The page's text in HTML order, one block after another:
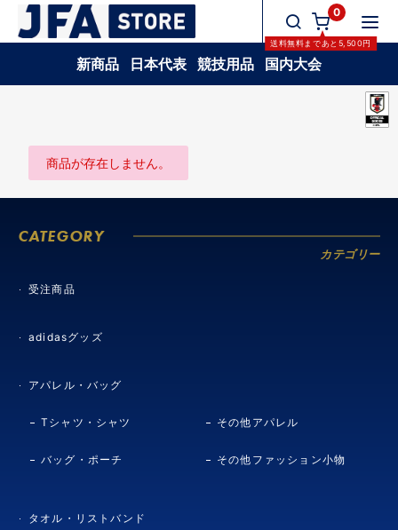
0
送料無料まであと 5,500円
新商品 日本代表 競技用品 国内大会
商品が存在しません。
CATEGORY
カテゴリー
受注商品
adidasグッズ
アパレル・バッグ
Tシャツ・シャツ その他アパレル
バッグ・ポーチ その他ファッション小物
タオル・リストバンド